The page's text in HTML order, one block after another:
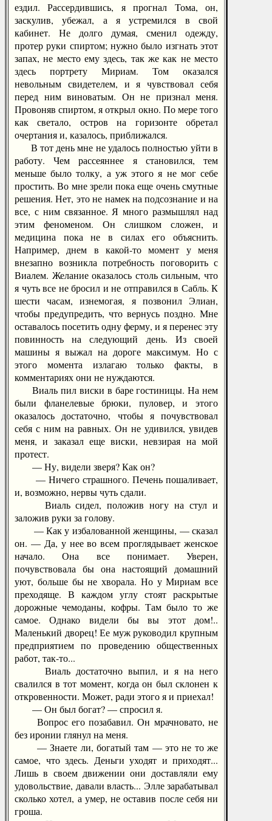
ездил. Рассердившись, я прогнал Тома, он,
заскулив, убежал, а я устремился в свой
кабинет. Не долго думая, сменил одежду,
протер руки спиртом; нужно было изгнать этот
запах, не место ему здесь, так же как не место
здесь портрету Мириам. Том оказался
невольным свидетелем, и я чувствовал себя
перед ним виноватым. Он не признал меня.
Провоняв спиртом, я открыл окно. По мере того
как светало, остров на горизонте обретал
очертания и, казалось, приближался.
В тот день мне не удалось полностью уйти в
работу. Чем рассеяннее я становился, тем
меньше было толку, а уж этого я не мог себе
простить. Во мне зрели пока еще очень смутные
решения. Нет, это не намек на подсознание и на
все, с ним связанное. Я много размышлял над
этим феноменом. Он слишком сложен, и
медицина пока не в силах его объяснить.
Например, днем в какой-то момент у меня
внезапно возникла потребность поговорить с
Виалем. Желание оказалось столь сильным, что
я чуть все не бросил и не отправился в Сабль. К
шести часам, изнемогая, я позвонил Элиан,
чтобы предупредить, что вернусь поздно. Мне
оставалось посетить одну ферму, и я перенес эту
повинность на следующий день. Из своей
машины я выжал на дороге максимум. Но с
этого момента излагаю только факты, в
комментариях они не нуждаются.
Виаль пил виски в баре гостиницы. На нем
были фланелевые брюки, пуловер, и этого
оказалось достаточно, чтобы я почувствовал
себя с ним на равных. Он не удивился, увидев
меня, и заказал еще виски, невзирая на мой
протест.
— Ну, видели зверя? Как он?
— Ничего страшного. Печень пошаливает,
и, возможно, нервы чуть сдали.
Виаль сидел, положив ногу на стул и
заложив руки за голову.
— Как у избалованной женщины, — сказал
он. — Да, у нее во всем проглядывает женское
начало. Она все понимает. Уверен,
почувствовала бы она настоящий домашний
уют, больше бы не хворала. Но у Мириам все
преходяще. В каждом углу стоят раскрытые
дорожные чемоданы, кофры. Там было то же
самое. Однако видели бы вы этот дом!..
Маленький дворец! Ее муж руководил крупным
предприятием по проведению общественных
работ, так-то...
Виаль достаточно выпил, и я на него
свалился в тот момент, когда он был склонен к
откровенности. Может, ради этого я и приехал!
— Он был богат? — спросил я.
Вопрос его позабавил. Он мрачновато, не
без иронии глянул на меня.
— Знаете ли, богатый там — это не то же
самое, что здесь. Деньги уходят и приходят...
Лишь в своем движении они доставляли ему
удовольствие, давали власть... Элле зарабатывал
сколько хотел, а умер, не оставив после себя ни
гроша.